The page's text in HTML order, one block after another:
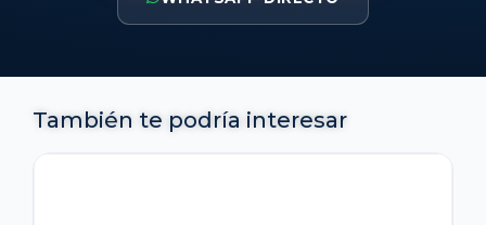
También te podría interesar